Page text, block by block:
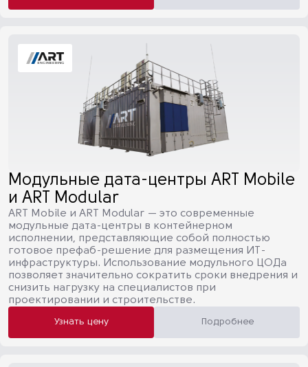
Модульные дата-центры ART Mobile
и ART Modular
ART Mobile и ART Modular — это современные
модульные дата-центры в контейнерном
исполнении, представляющие собой полностью
готовое префаб-решение для размещения ИТ-
инфраструктуры. Использование модульного ЦОДа
позволяет значительно сократить сроки внедрения и
снизить нагрузку на специалистов при
проектировании и строительстве.
Узнать цену Подробнее